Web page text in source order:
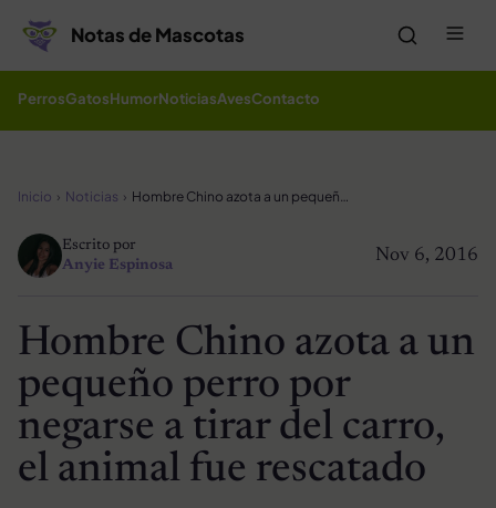
Notas de Mascotas
PerrosGatosHumorNoticiasAvesContacto
Inicio Noticias Hombre Chino azota a un pequeño perro por negarse a tirar del carro, el animal fue rescatado
Nov 6, 2016
Escrito por
Anyie Espinosa
Hombre Chino azota a un
pequeño perro por
negarse a tirar del carro,
el animal fue rescatado